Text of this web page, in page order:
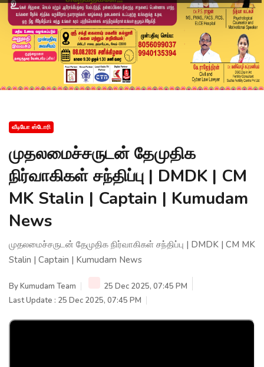
வீடியோ ஸ்டோரி
முதலமைச்சருடன் தேமுதிக
நிர்வாகிகள் சந்திப்பு | DMDK | CM
MK Stalin | Captain | Kumudam
News
முதலமைச்சருடன் தேமுதிக நிர்வாகிகள் சந்திப்பு | DMDK | CM MK
Stalin | Captain | Kumudam News
ByKumudam Team
25 Dec 2025, 07:45 PM
Last Update : 25 Dec 2025, 07:45 PM